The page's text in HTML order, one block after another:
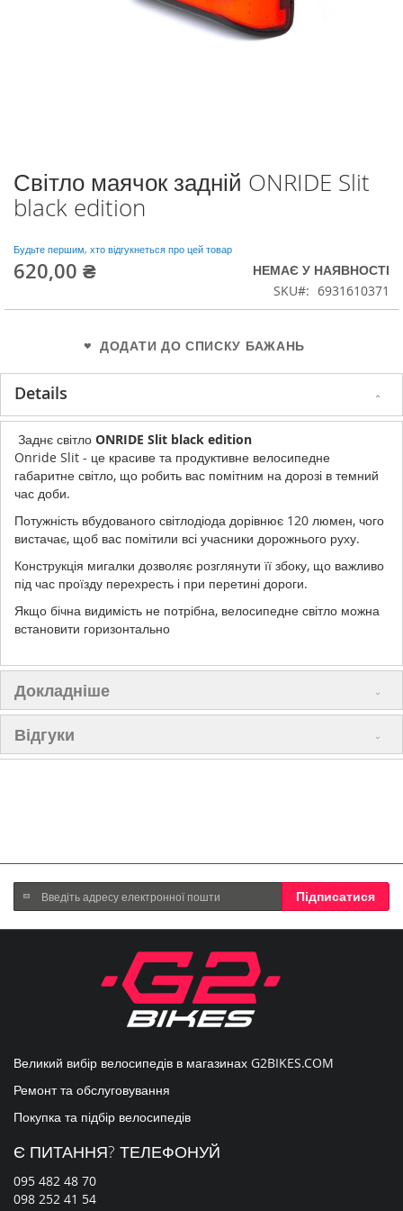
Перейти
до
початку
зображень
Світло маячок задній ONRIDE Slit
black edition
Будьте першим, хто відгукнеться про цей товар
620,00 ₴
НЕМАЄ У НАЯВНОСТІ
SKU
6931610371
ДОДАТИ ДО СПИСКУ БАЖАНЬ
Details
Заднє світло ONRIDE Slit black edition
Onride Slit - це красиве та продуктивне велосипедне
габаритне світло, що робить вас помітним на дорозі в темний
час доби.
Потужність вбудованого світлодіода дорівнює 120 люмен, чого
вистачає, щоб вас помітили всі учасники дорожнього руху.
Конструкція мигалки дозволяє розглянути її збоку, що важливо
під час проїзду перехресть і при перетині дороги.
Якщо бічна видимість не потрібна, велосипедне світло можна
встановити горизонтально
Докладніше
Відгуки
Підпишіться
на
нашу
Підписатися
Великий вибір велосипедів в магазинах G2BIKES.COM
Ремонт та обслуговування
Покупка та підбір велосипедів
Є ПИТАННЯ? ТЕЛЕФОНУЙ
095 482 48 70
098 252 41 54